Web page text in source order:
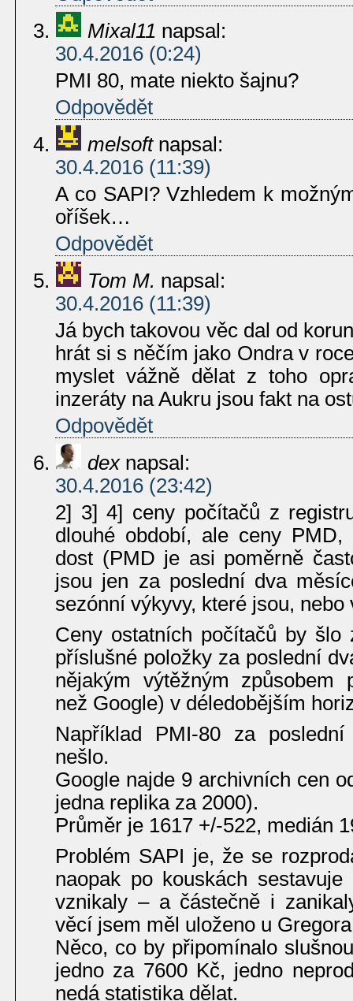
Mixal11 napsal:
30.4.2016 (0:24)
PMI 80, mate niekto šajnu?
Odpovědět
melsoft napsal:
30.4.2016 (11:39)
A co SAPI? Vzhledem k
oříšek…
Odpovědět
Tom M. napsal:
30.4.2016 (11:39)
Já bych takovou věc dal od
hrát si s něčím jako Ondra v
myslet vážně dělat z toho
inzeráty na Aukru jsou fakt na
Odpovědět
dex napsal:
30.4.2016 (23:42)
2] 3] 4] ceny počítačů z
dlouhé období, ale ceny
dost (PMD je asi poměrně
jsou jen za poslední dva
sezónní výkyvy, které jsou,
Ceny ostatních počítačů by
příslušné položky za poslední
nějakým výtěžným způsobem
než Google) v déledobějším
Například PMI-80 za
nešlo.
Google najde 9 archivních cen
jedna replika za 2000).
Průměr je 1617 +/-522, medián
Problém SAPI je, že se
naopak po kouskách
vznikaly – a částečně i
věcí jsem měl uloženo u
Něco, co by připomínalo
jedno za 7600 Kč, jedno
nedá statistika dělat.